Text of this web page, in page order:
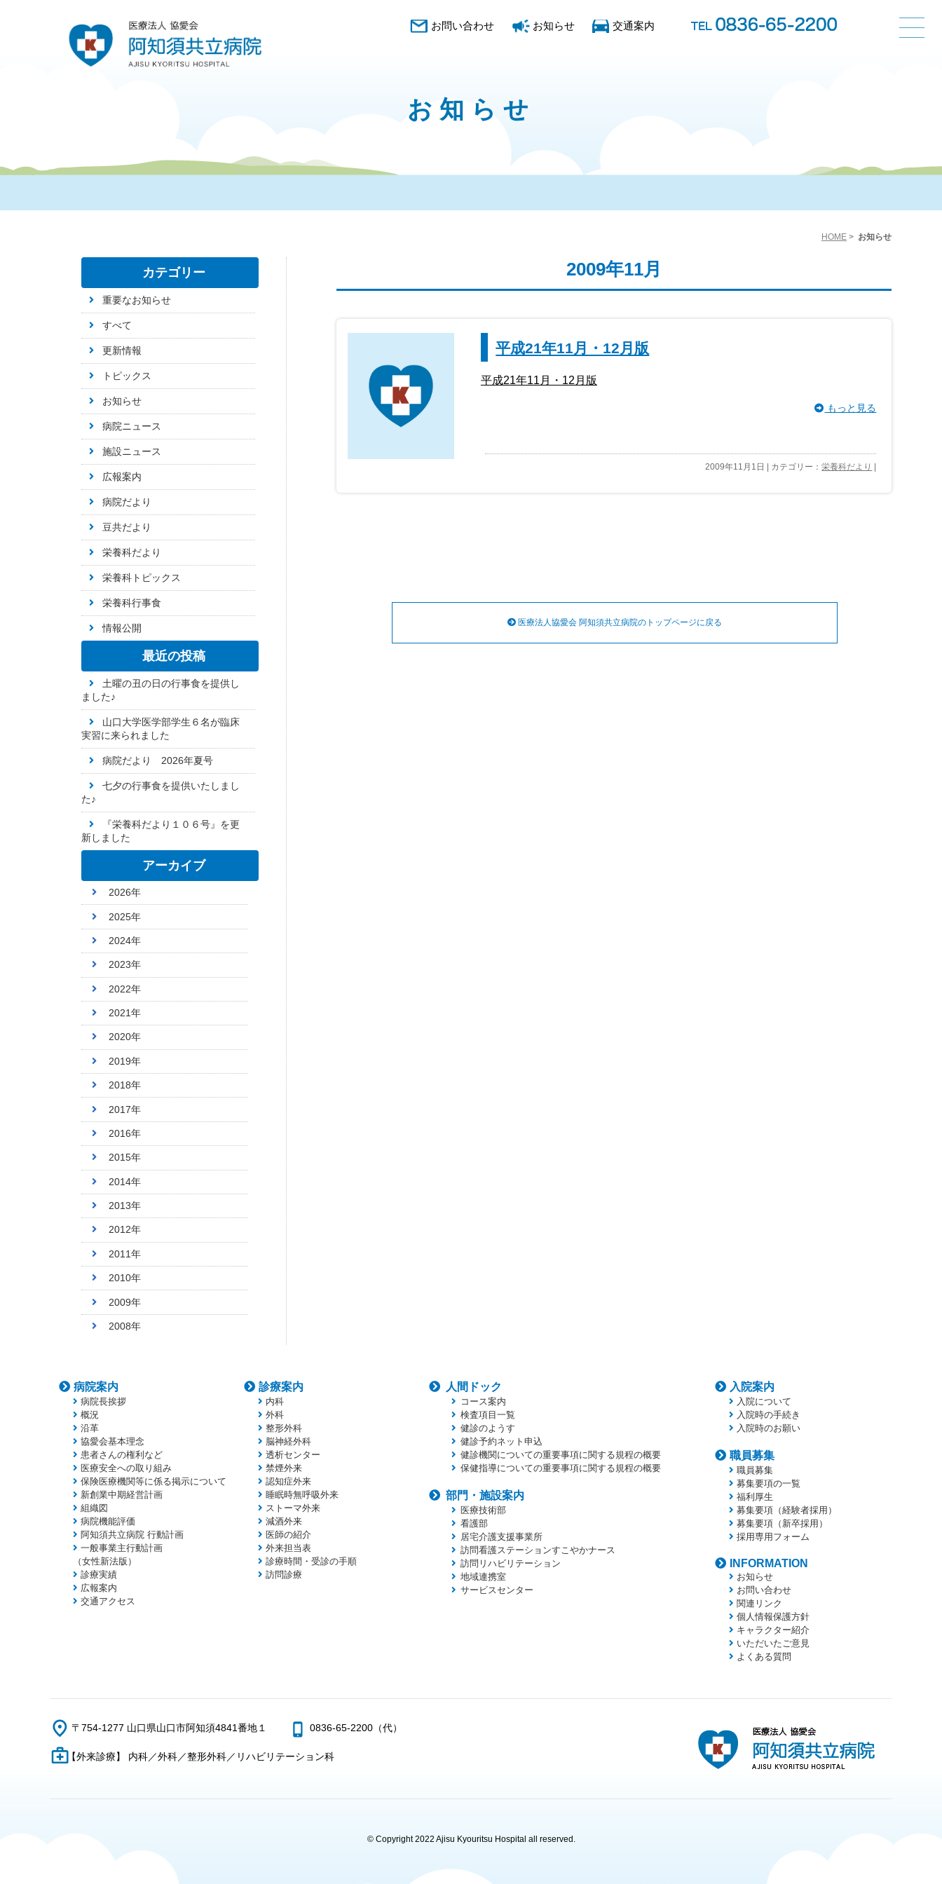
交通案内
お知らせ
お問い合わせ
お知らせ
HOME > お知らせ
2009年11月
平成21年11月・12月版
平成21年11月・12月版
もっと見る
2009年11月1日 | カテゴリー：栄養科だより |
医療法人協愛会 阿知須共立病院のトップページに戻る
カテゴリー
重要なお知らせ
すべて
更新情報
トピックス
お知らせ
病院ニュース
施設ニュース
広報案内
病院だより
豆共だより
栄養科だより
栄養科トピックス
栄養科行事食
情報公開
最近の投稿
土曜の丑の日の行事食を提供し
ました♪
山口大学医学部学生６名が臨床
実習に来られました
病院だより 2026年夏号
七夕の行事食を提供いたしまし
た♪
『栄養科だより１０６号』を更
新しました
アーカイブ
2026年
2025年
2024年
2023年
2022年
2021年
2020年
2019年
2018年
2017年
2016年
2015年
2014年
2013年
2012年
2011年
2010年
2009年
2008年
病院案内
病院長挨拶
概況
沿革
協愛会基本理念
患者さんの権利など
医療安全への取り組み
保険医療機関等に係る掲示について
新創業中期経営計画
組織図
病院機能評価
阿知須共立病院 行動計画
一般事業主行動計画
（女性新法版）
診療実績
広報案内
交通アクセス
診療案内
内科
外科
整形外科
脳神経外科
透析センター
禁煙外来
認知症外来
睡眠時無呼吸外来
ストーマ外来
減酒外来
医師の紹介
外来担当表
診療時間・受診の手順
訪問診療
人間ドック
コース案内
検査項目一覧
健診のようす
健診予約ネット申込
健診機関についての重要事項に関する規程の概要
保健指導についての重要事項に関する規程の概要
部門・施設案内
医療技術部
看護部
居宅介護支援事業所
訪問看護ステーションすこやかナース
訪問リハビリテーション
地域連携室
サービスセンター
入院案内
入院について
入院時の手続き
入院時のお願い
職員募集
職員募集
募集要項の一覧
福利厚生
募集要項（経験者採用）
募集要項（新卒採用）
採用専用フォーム
INFORMATION
お知らせ
お問い合わせ
関連リンク
個人情報保護方針
キャラクター紹介
いただいたご意見
よくある質問
〒754-1277 山口県山口市阿知須4841番地１ 0836-65-2200（代）
【外来診療】 内科／外科／整形外科／リハビリテーション科
© Copyright 2022 Ajisu Kyouritsu Hospital all reserved.